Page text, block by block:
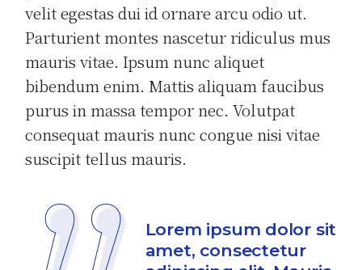
velit egestas dui id ornare arcu odio ut.
Parturient montes nascetur ridiculus mus
mauris vitae. Ipsum nunc aliquet
bibendum enim. Mattis aliquam faucibus
purus in massa tempor nec. Volutpat
consequat mauris nunc congue nisi vitae
suscipit tellus mauris.
Lorem ipsum dolor sit
amet, consectetur